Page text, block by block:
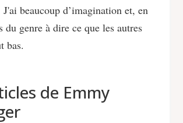
J'ai beaucoup d’imagination et, en
du genre à dire ce que les autres
bas.
de Emmy